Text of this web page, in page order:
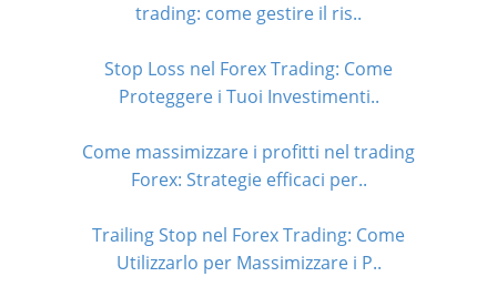
trading: come gestire il ris..
Stop Loss nel Forex Trading: Come
Proteggere i Tuoi Investimenti..
Come massimizzare i profitti nel trading
Forex: Strategie efficaci per..
Trailing Stop nel Forex Trading: Come
Utilizzarlo per Massimizzare i P..